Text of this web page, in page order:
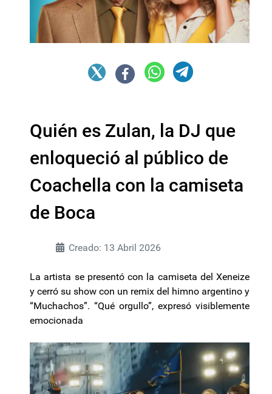
Quién es Zulan, la DJ que
enloqueció al público de
Coachella con la camiseta
de Boca
Creado: 13 Abril 2026
La artista se presentó con la camiseta del Xeneize
y cerró su show con un remix del himno argentino y
“Muchachos”. “Qué orgullo”, expresó visiblemente
emocionada